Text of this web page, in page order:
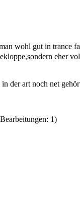
wohl gut in trance
eher
der art noch net
1)